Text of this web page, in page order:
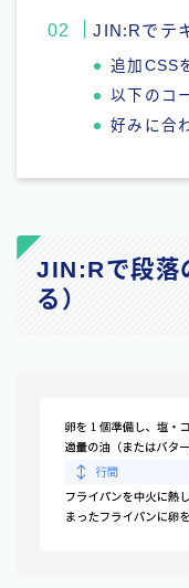
JIN:Rでテ
追加CSS
以下のコ
好みに合
JIN:Rで段落
る）